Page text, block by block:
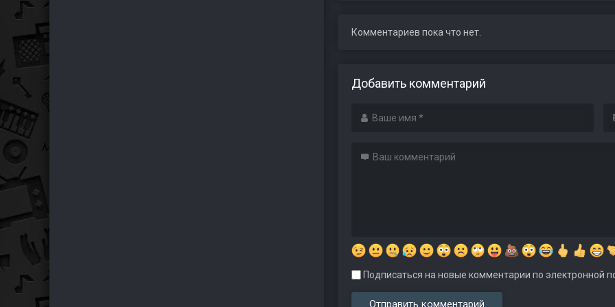
Комментариев пока что нет.
Добавить комментарий
Подписаться на новые комментарии по электронной